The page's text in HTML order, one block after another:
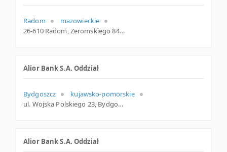
Radom
mazowieckie
26-610 Radom, Żeromskiego 84, woj. Mazowieckie, pow. Radom, gm. Radom
Alior Bank S.A. Oddział
Bydgoszcz
kujawsko-pomorskie
ul. Wojska Polskiego 23, Bydgoszcz
Alior Bank S.A. Oddział